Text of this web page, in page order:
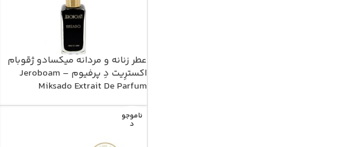
عطر زنانه و مردانه میکسادو ژقوبام
اکسترِیت دِ پرفیوم – Jeroboam
Miksado Extrait De Parfum
ناموجو
د